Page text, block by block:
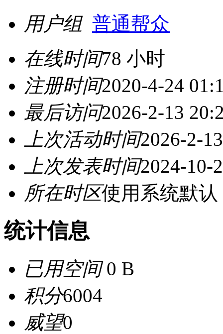
用户组 普通帮众
在线时间78 小时
注册时间2020-4-24
最后访问2026-2-13
上次活动时间2026-2-
上次发表时间2024-10-
所在时区使用系统默认
统计信息
已用空间0 B
积分6004
威望0